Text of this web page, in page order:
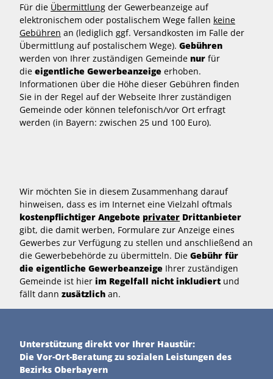
Für die Übermittlung der Gewerbeanzeige auf
elektronischem oder postalischem Wege fallen keine
Gebühren an (lediglich ggf. Versandkosten im Falle der
Übermittlung auf postalischem Wege). Gebühren
werden von Ihrer zuständigen Gemeinde nur für
die eigentliche Gewerbeanzeige erhoben.
Informationen über die Höhe dieser Gebühren finden
Sie in der Regel auf der Webseite Ihrer zuständigen
Gemeinde oder können telefonisch/vor Ort erfragt
werden (in Bayern: zwischen 25 und 100 Euro).
Wir möchten Sie in diesem Zusammenhang darauf
hinweisen, dass es im Internet eine Vielzahl oftmals
kostenpflichtiger Angebote privater Drittanbieter
gibt, die damit werben, Formulare zur Anzeige eines
Gewerbes zur Verfügung zu stellen und anschließend an
die Gewerbebehörde zu übermitteln. Die Gebühr für
die eigentliche Gewerbeanzeige Ihrer zuständigen
Gemeinde ist hier im Regelfall nicht inkludiert und
fällt dann zusätzlich an.
Unterstützung direkt vor Ihrer Haustür:
Die Vor-Ort-Beratung zu sozialen Leistungen des
Bezirks Oberbayern